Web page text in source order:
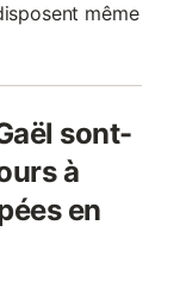
même
sont-
à
en